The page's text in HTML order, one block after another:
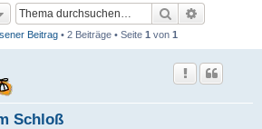
Suche
Beitrag • 2 Beiträge • Seite 1 von 1
Schloß